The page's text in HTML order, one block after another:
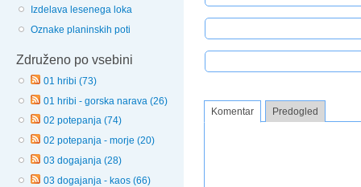
Izdelava lesenega loka
Oznake planinskih poti
Združeno po vsebini
01 hribi (73)
01 hribi - gorska narava (26)
02 potepanja (74)
02 potepanja - morje (20)
03 dogajanja (28)
03 dogajanja - kaos (66)
Komentar Predogled